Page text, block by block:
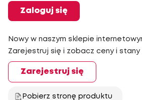
Zaloguj się
Nowy w naszym sklepie
Zarejestruj się i zobacz ceny i stany
Zarejestruj się
Pobierz stronę produktu